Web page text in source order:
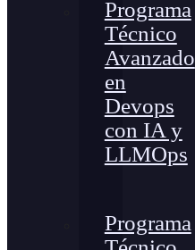
Programa
Técnico
Avanzado
en
Devops
con IA y
LLMOps
Programa